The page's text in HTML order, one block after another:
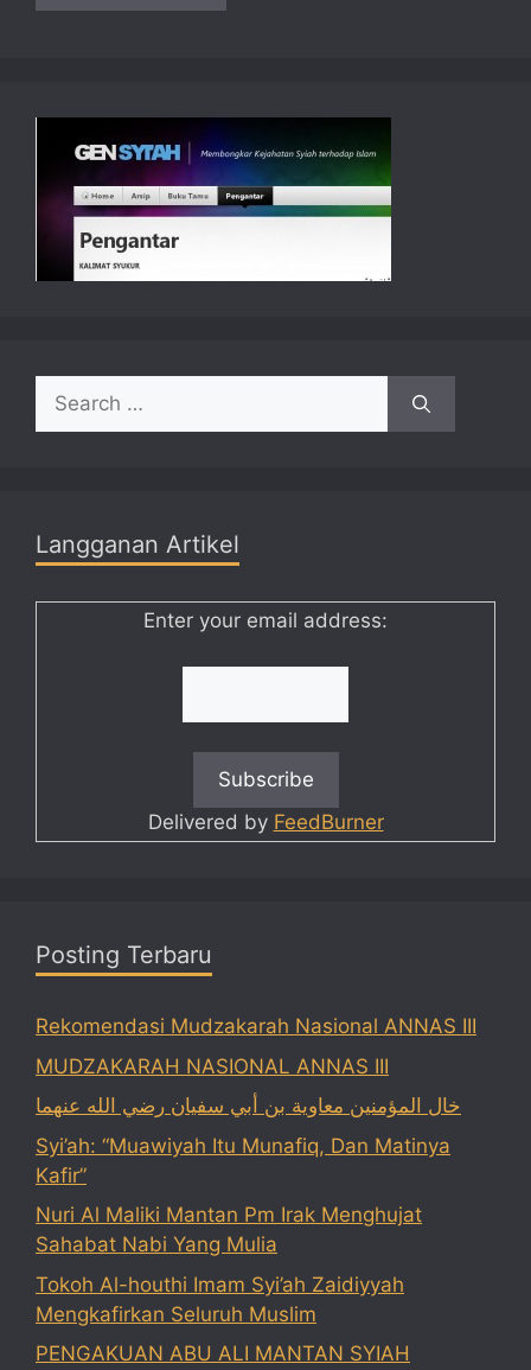
Search
for:
Langganan Artikel
Enter your email address:
Delivered by FeedBurner
Posting Terbaru
Rekomendasi Mudzakarah Nasional ANNAS III
MUDZAKARAH NASIONAL ANNAS III
خال المؤمنين معاوية بن أبي سفيان رضي الله عنهما
Syi’ah: “Muawiyah Itu Munafiq, Dan Matinya
Kafir”
Nuri Al Maliki Mantan Pm Irak Menghujat
Sahabat Nabi Yang Mulia
Tokoh Al-houthi Imam Syi’ah Zaidiyyah
Mengkafirkan Seluruh Muslim
PENGAKUAN ABU ALI MANTAN SYIAH